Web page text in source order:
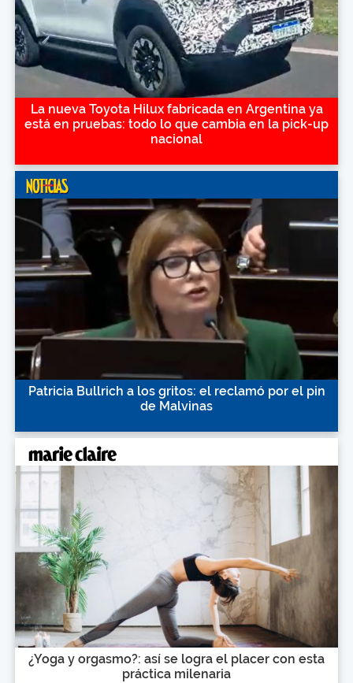
La nueva Toyota Hilux fabricada en Argentina ya
está en pruebas: todo lo que cambia en la pick-up
nacional
Patricia Bullrich a los gritos: el reclamó por el pin
de Malvinas
¿Yoga y orgasmo?: así se logra el placer con esta
práctica milenaria